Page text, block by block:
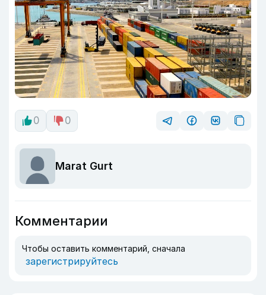
0 0
Marat Gurt
Комментарии
Чтобы оставить комментарий, сначала
зарегистрируйтесь